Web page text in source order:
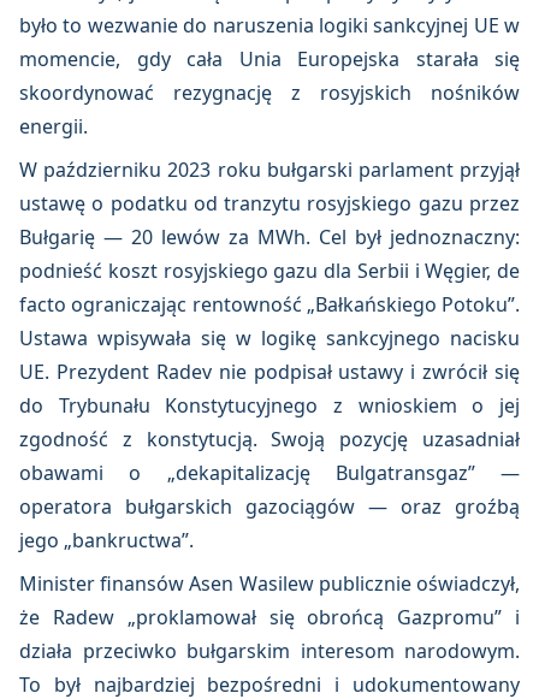
było to wezwanie do naruszenia logiki sankcyjnej UE w
momencie, gdy cała Unia Europejska starała się
skoordynować rezygnację z rosyjskich nośników
energii.
W październiku 2023 roku bułgarski parlament przyjął
ustawę o podatku od tranzytu rosyjskiego gazu przez
Bułgarię — 20 lewów za MWh. Cel był jednoznaczny:
podnieść koszt rosyjskiego gazu dla Serbii i Węgier, de
facto ograniczając rentowność „Bałkańskiego Potoku”.
Ustawa wpisywała się w logikę sankcyjnego nacisku
UE. Prezydent Radev nie podpisał ustawy i zwrócił się
do Trybunału Konstytucyjnego z wnioskiem o jej
zgodność z konstytucją. Swoją pozycję uzasadniał
obawami o „dekapitalizację Bulgatransgaz” —
operatora bułgarskich gazociągów — oraz groźbą
jego „bankructwa”.
Minister finansów Asen Wasilew publicznie oświadczył,
że Radew „proklamował się obrońcą Gazpromu” i
działa przeciwko bułgarskim interesom narodowym.
To był najbardziej bezpośredni i udokumentowany